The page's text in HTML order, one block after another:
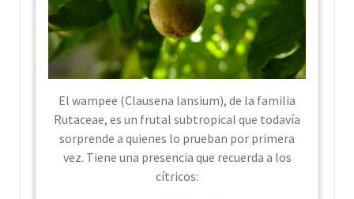
El wampee (Clausena lansium), de la familia
Rutaceae, es un frutal subtropical que todavía
sorprende a quienes lo prueban por primera
vez. Tiene una presencia que recuerda a los
cítricos: